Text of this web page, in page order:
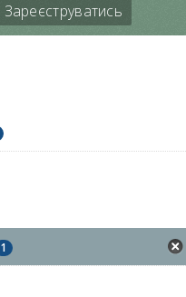
Зареєструватись
1